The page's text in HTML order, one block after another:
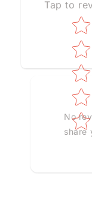
Tap to
Star
No
share